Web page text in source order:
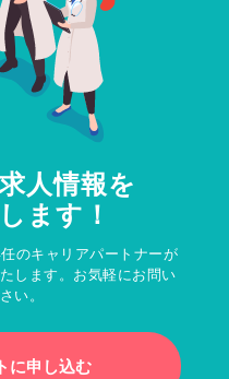
人情報を
ます！
のキャリアパートナーが
します。お気軽にお問い
い。
に申し込む